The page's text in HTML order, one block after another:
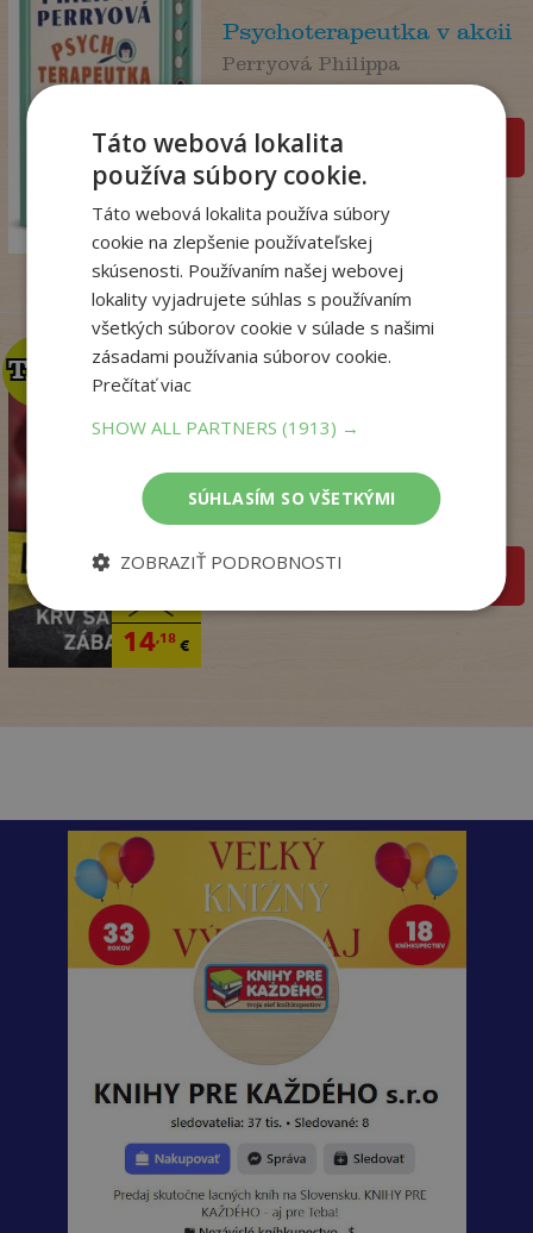
22,90
18,09
Psychoterapeutka v akcii
Perryová Philippa
pridať do košíka
14,18€
TOP
TOP
Krv sa stane zábavou
(Dominik Dán 42)
Dominik Dán
Na sklade
pridať do košíka
Táto webová lokalita
používa súbory cookie.
Táto webová lokalita používa súbory
cookie na zlepšenie používateľskej
skúsenosti. Používaním našej webovej
lokality vyjadrujete súhlas s používaním
všetkých súborov cookie v súlade s našimi
zásadami používania súborov cookie.
Prečítať viac
SHOW ALL PARTNERS(1913) →
SÚHLASÍM SO VŠETKÝMI
ZOBRAZIŤ PODROBNOSTI